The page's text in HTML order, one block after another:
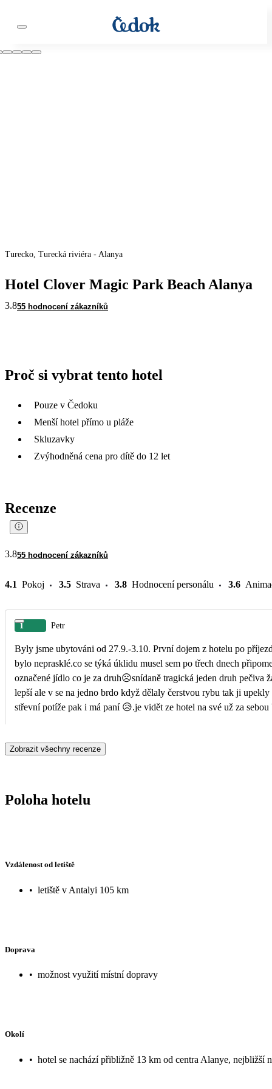
Turecko, Turecká riviéra - Alanya
Hotel Clover Magic Park Beach Alanya
3.855 hodnocení zákazníků
Proč si vybrat tento hotel
Pouze v Čedoku
Menší hotel přímo u pláže
Skluzavky
Zvýhodněná cena pro dítě do 12 let
Recenze
3.855 hodnocení zákazníků
4.1 Pokoj 3.5 Strava 3.8 Hodnocení personálu 3.6
1 Petr
Byly jsme ubytováni od 27.9.-3.10. První dojem z hotelu po
bylo neprasklé.co se týká úklidu musel sem po třech dnech
označené jídlo co je za druh☹️snídaně tragická jeden druh pečiva žádné míchaná vajíčka párky jeden druh salámu jeden jogurt a tvaroh nebo banány ani plátkový sýr,obědy byly trochu
lepší ale v se na jedno brdo když dělaly čerstvou rybu tak ji
střevní potíže pak i má paní 😥.je vidět ze hotel na své už za
Zobrazit všechny recenze
Poloha hotelu
Vzdálenost od letiště
• letiště v Antalyi 105 km
Doprava
• možnost využití místní dopravy
Okolí
• hotel se nachází přibližně 13 km od centra Alanye, nejbližší